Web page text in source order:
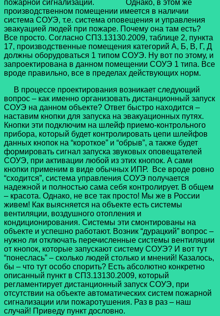
пожарной сигнализации. Однако, в этом же
производственном помещении имеется в наличии
система СОУЭ, т.е. система оповещения и управления
эвакуацией людей при пожаре. Почему она там есть?
Все просто. Согласно СП3.13130.2009, таблице 2, пункта
17, производственные помещения категорий А, Б, В, Г, Д
должны оборудоваться 1 типом СОУЭ. Ну вот по этому, и
запроектирована в данном помещении СОУЭ 1 типа. Все
вроде правильно, все в пределах действующих норм.
В процессе проектирования возникает следующий
вопрос – как именно организовать дистанционный запуск
СОУЭ на данном объекте? Ответ быстро находится –
наставим кнопки для запуска на эвакуационных путях.
Кнопки эти подключим на шлейф приемо-контрольного
прибора, который будет контролировать цепи шлейфов
данных кнопок на “короткое” и “обрыв”, а также будет
формировать сигнал запуска звуковых оповещателей
СОУЭ, при активации любой из этих кнопок. А сами
кнопки применим в виде обычных ИПР. Все вроде ровно
“сходится”, система управления СОУЭ получается
надежной и полностью сама себя контролирует. В общем
– красота. Однако, не все так просто! Мы же в России
живем! Как выясняется на объекте есть системы
вентиляции, воздушного отопления и
кондиционирования. Системы эти смонтированы на
объекте и успешно работают. Возник “дурацкий” вопрос –
нужно ли отключать перечисленные системы вентиляции
от кнопок, которые запускают систему СОУЭ? И вот тут
“понеслась” – сколько людей столько и мнений! Казалось,
бы – что тут особо спорить? Есть абсолютно конкретно
описанный пункт в СП3.13130.2009, который
регламентирует дистанционный запуск СОУЭ, при
отсутствии на объекте автоматических систем пожарной
сигнализации или пожаротушения. Раз в раз – наш
случай! Приведу пункт дословно.